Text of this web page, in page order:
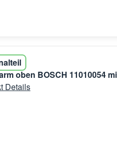
oben BOSCH 11010054
Details